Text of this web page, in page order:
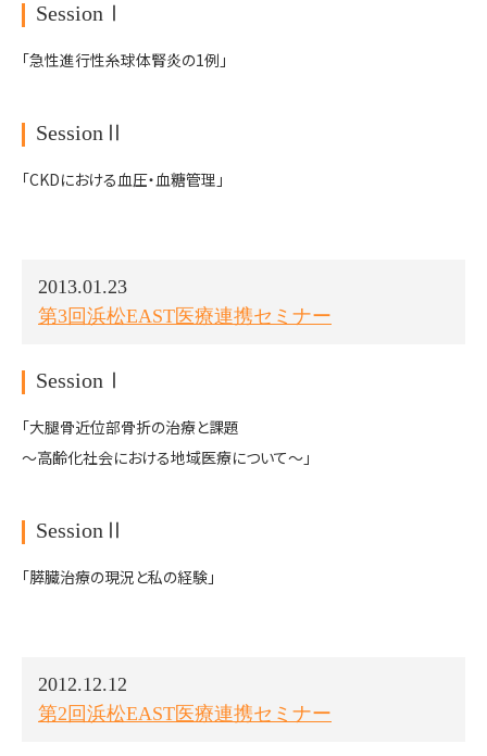
SessionⅠ
「急性進行性糸球体腎炎の1例」
SessionⅡ
「CKDにおける血圧・血糖管理」
2013.01.23
第3回浜松EAST医療連携セミナー
SessionⅠ
「大腿骨近位部骨折の治療と課題
～高齢化社会における地域医療について～」
SessionⅡ
「膵臓治療の現況と私の経験」
2012.12.12
第2回浜松EAST医療連携セミナー